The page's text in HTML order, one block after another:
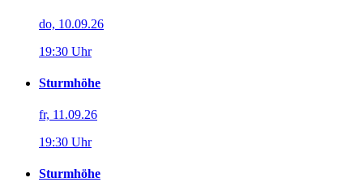
do, 10.09.26
19:30 Uhr
Sturmhöhe
fr, 11.09.26
19:30 Uhr
Sturmhöhe